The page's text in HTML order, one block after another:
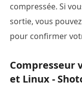
compressée. Si
sortie, vous
pour confirmer
Compresseur
et Linux -